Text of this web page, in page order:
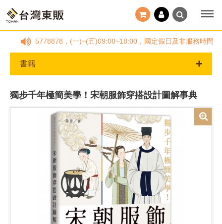
02-25778878，(一)~(五)09:00~18:00，國定假日及非服務時間，請
書籍
獨步千年極簡美學！宋朝服飾穿搭設計圖解事典